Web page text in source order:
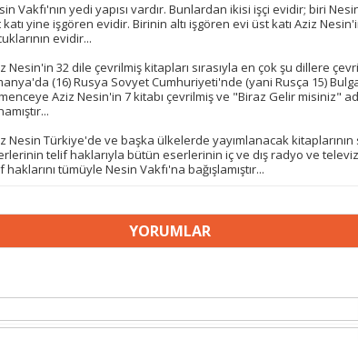
Vakfı'nın yedi yapısı vardır. Bunlardan ikisi işçi evidir; biri
yine işgören evidir. Birinin altı işgören evi üst katı Aziz
evidir...
Nesin'in 32 dile çevrilmiş kitapları sırasıyla en çok şu dillere
(16) Rusya Sovyet Cumhuriyeti'nde (yani Rusça 15)
Aziz Nesin'in 7 kitabı çevrilmiş ve "Biraz Gelir misiniz"
Nesin Türkiye'de ve başka ülkelerde yayımlanacak
telif haklarıyla bütün eserlerinin iç ve dış radyo ve
haklarını tümüyle Nesin Vakfı'na bağışlamıştır...
YORUMLAR